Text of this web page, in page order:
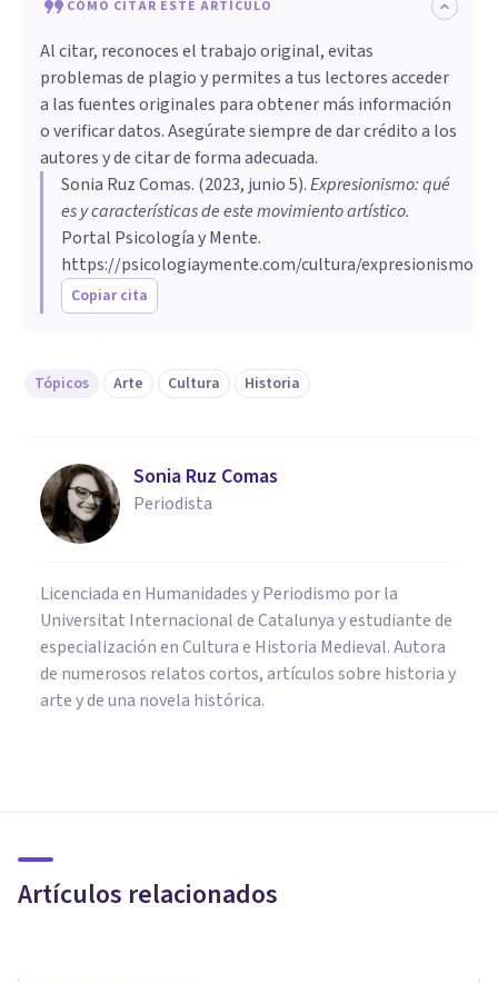
CÓMO CITAR ESTE ARTÍCULO
Al citar, reconoces el trabajo original, evitas
problemas de plagio y permites a tus lectores acceder
a las fuentes originales para obtener más información
o verificar datos. Asegúrate siempre de dar crédito a los
autores y de citar de forma adecuada.
Sonia Ruz Comas. (2023, junio 5).Expresionismo: qué
es y características de este movimiento artístico.
Portal Psicología y Mente.
https://psicologiaymente.com/cultura/expresionismo
Copiar cita
Tópicos Arte Cultura Historia
Sonia Ruz Comas
Periodista
Licenciada en Humanidades y Periodismo por la
Universitat Internacional de Catalunya y estudiante de
especialización en Cultura e Historia Medieval. Autora
de numerosos relatos cortos, artículos sobre historia y
arte y de una novela histórica.
Artículos relacionados
(explicados)